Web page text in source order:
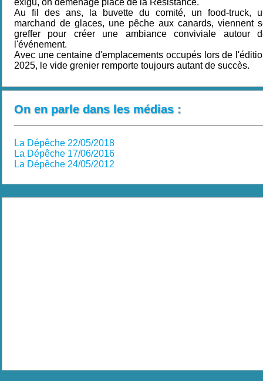
exigu, on déménage place de la Résistance.
Au fil des ans, la buvette du comité, un food-truck,
marchand de glaces, une pêche aux canards, viennent
greffer pour créer une ambiance conviviale autour
l'événement.
Avec une centaine d'emplacements occupés lors de
2025, le vide grenier remporte toujours autant de succès.
On en parle dans les médias :
La Dépêche 22/05/2018
La Dépêche 17/06/2016
La Dépêche 24/05/2012